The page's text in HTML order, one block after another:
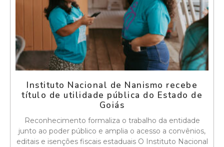
Instituto Nacional de Nanismo recebe
título de utilidade pública do Estado de
Goiás
Reconhecimento formaliza o trabalho da entidade
junto ao poder público e amplia o acesso a convênios,
editais e isenções fiscais estaduais O Instituto Nacional